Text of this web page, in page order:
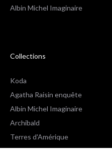
Albin Michel Imaginaire
Collections
Koda
Agatha Raisin enquête
Albin Michel Imaginaire
Archibald
Terres d'Amérique
Espaces Libres Poche